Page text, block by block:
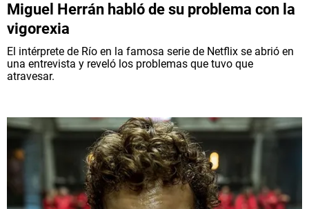
Miguel Herrán habló de su problema con la
vigorexia
El intérprete de Río en la famosa serie de Netflix se abrió en
una entrevista y reveló los problemas que tuvo que
atravesar.